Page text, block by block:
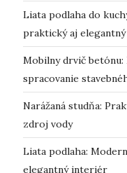
Liata podlaha do
praktický aj
Mobilny drvič
spracovanie
Narážaná studňa:
zdroj vody
Liata podlaha:
elegantný interiér